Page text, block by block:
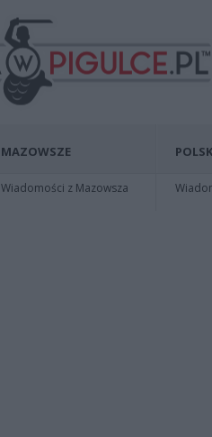
MAZOWSZE
Wiadomości z Mazowsza